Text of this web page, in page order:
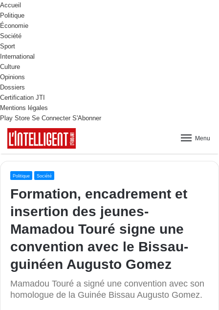
Accueil
Politique
Économie
Société
Sport
International
Culture
Opinions
Dossiers
Certification JTI
Mentions légales
Play Store Se Connecter S'Abonner
Menu
Politique Société
Formation, encadrement et
insertion des jeunes-
Mamadou Touré signe une
convention avec le Bissau-
guinéen Augusto Gomez
Mamadou Touré a signé une convention avec son
homologue de la Guinée Bissau Augusto Gomez.